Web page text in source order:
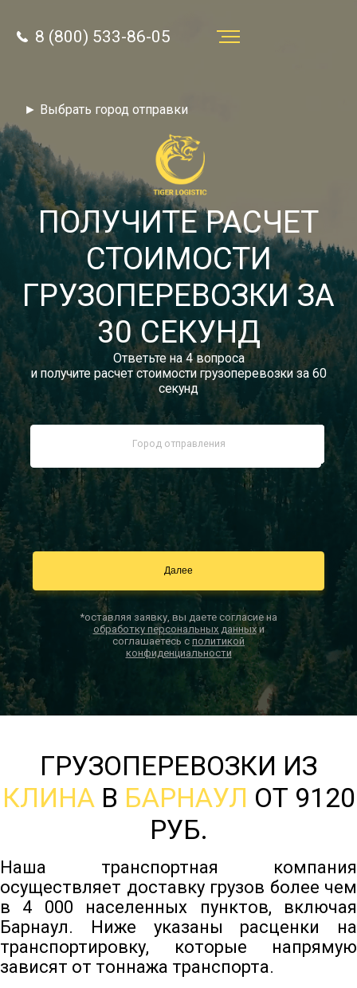
8 (800) 533-86-05
Звонок по России бесплатный
autotransport24@yandex.ru
Заказать звонок
Тарифы
Отзывы
Статьи
Новости
Документы
Контакты
► Выбрать город отправки
8 (800) 533-86-05
ПОЛУЧИТЕ РАСЧЕТ
СТОИМОСТИ
ГРУЗОПЕРЕВОЗКИ ЗА
30 СЕКУНД
Ответьте на 4 вопроса
и получите расчет стоимости грузоперевозки за 60
секунд
*оставляя заявку, вы даете согласие на
обработку персональных данныхи
соглашаетесь с политикой
конфиденциальности
ГРУЗОПЕРЕВОЗКИ ИЗ
КЛИНАВ БАРНАУЛ ОТ 9120
РУБ.
Наша транспортная компания
осуществляет доставку грузов более чем
в 4 000 населенных пунктов, включая
Барнаул. Ниже указаны расценки на
транспортировку, которые напрямую
зависят от тоннажа транспорта.